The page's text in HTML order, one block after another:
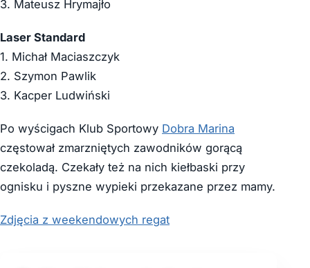
3. Mateusz Hrymajło
Laser Standard
1. Michał Maciaszczyk
2. Szymon Pawlik
3. Kacper Ludwiński
Po wyścigach Klub Sportowy Dobra Marina
częstował zmarzniętych zawodników gorącą
czekoladą. Czekały też na nich kiełbaski przy
ognisku i pyszne wypieki przekazane przez mamy.
Zdjęcia z weekendowych regat